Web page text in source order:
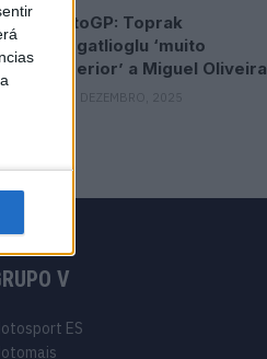
MotoGP: Toprak
Razgatlioglu ‘muito
superior’ a Miguel Oliveira
V
ES